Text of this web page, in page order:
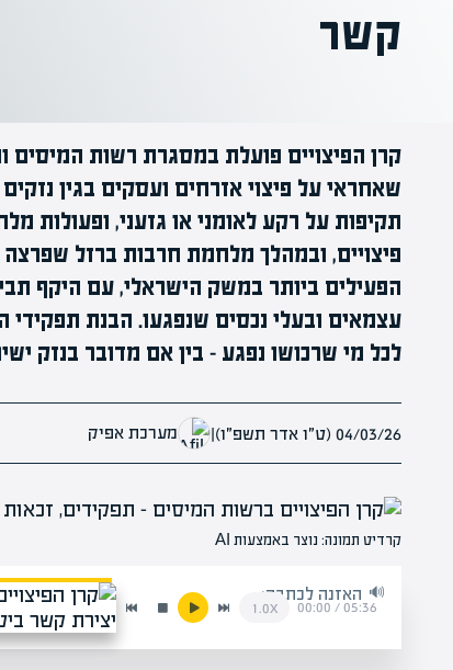
קשר
קרן הפיצויים פועלת במסגרת רשות
שאחראי על פיצוי אזרחים ועסקים בגין
תקיפות על רקע לאומני או גזעני, ופעולות
הפעילים ביותר במשק הישראלי, עם היקף
עצמאים ובעלי נכסים שנפגעו. הבנת תפקידי
לכל מי שרכושו נפגע – בין אם מדובר בנזק
04/03/26 (ט״ו אדר תשפ״ו) | מערכת אפיק
קרדיט תמונה: נוצר באמצעות AI
האזנה לכתבה:
05:36
/
00:00
1.0x